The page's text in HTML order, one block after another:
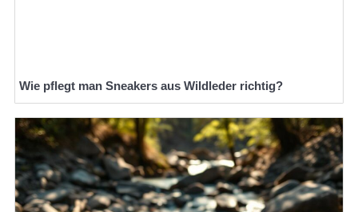
Wie pflegt man Sneakers aus Wildleder richtig?